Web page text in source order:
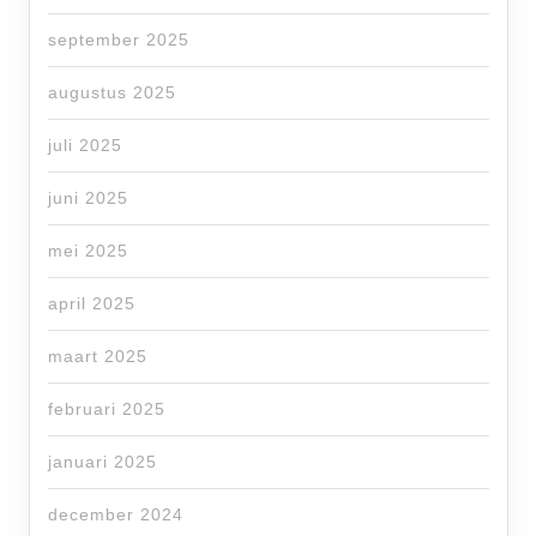
september 2025
augustus 2025
juli 2025
juni 2025
mei 2025
april 2025
maart 2025
februari 2025
januari 2025
december 2024